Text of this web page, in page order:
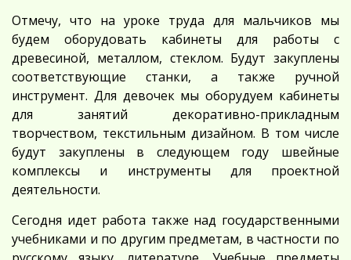
Отмечу, что на уроке труда для мальчиков мы
будем оборудовать кабинеты для работы с
древесиной, металлом, стеклом. Будут закуплены
соответствующие станки, а также ручной
инструмент. Для девочек мы оборудуем кабинеты
для занятий декоративно-прикладным
творчеством, текстильным дизайном. В том числе
будут закуплены в следующем году швейные
комплексы и инструменты для проектной
деятельности.
Сегодня идет работа также над государственными
учебниками и по другим предметам, в частности по